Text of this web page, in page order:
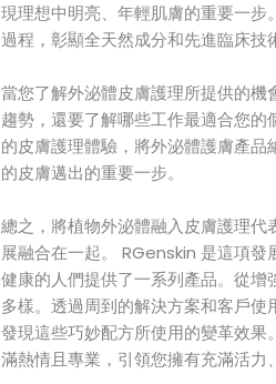
現理想中明亮、年輕肌膚的重要一
過程，彰顯全天然成分和先進臨床技
當您了解外泌體皮膚護理所提供的
趨勢，還要了解哪些工作最適合您
的皮膚護理體驗，將外泌體護膚產
的皮膚邁出的重要一步。
總之，將植物外泌體融入皮膚護理
展融合在一起。 RGenskin 是這項
健康的人們提供了一系列產品。從
多樣。透過周到的解決方案和客戶
發現這些巧妙配方所使用的變革效
滿熱情且專業，引領您擁有充滿活力